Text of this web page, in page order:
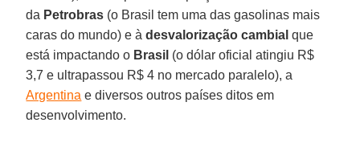
da Petrobras (o Brasil tem uma das gasolinas mais
caras do mundo) e àdesvalorização cambial que
está impactando o Brasil (o dólar oficial atingiu R$
3,7 e ultrapassou R$ 4 no mercado paralelo), a
Argentina e diversos outros países ditos em
desenvolvimento.